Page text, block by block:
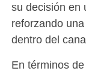
su decisión en
reforzando
dentro del
En términos